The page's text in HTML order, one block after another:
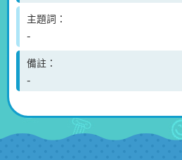
主題詞
-
備註
-